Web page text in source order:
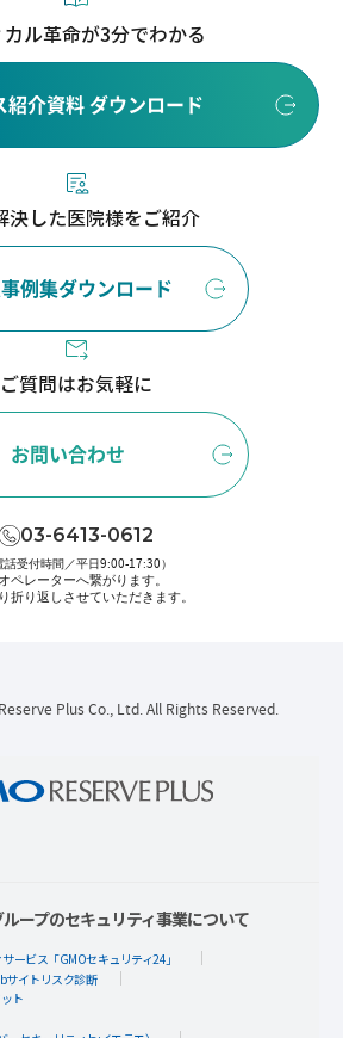
カル革命が3分でわかる
紹介資料 ダウンロード
決した医院様をご紹介
例集ダウンロード
ご質問はお気軽に
お問い合わせ
03-6413-0612
話受付時間／平日9:00-17:30）
ペレーターへ繋がります。
折り返しさせていただきます。
Plus Co., Ltd. All Rights Reserved.
ープのセキュリティ事業について
ービス「GMOセキュリティ24」
サイトリスク診断
ト